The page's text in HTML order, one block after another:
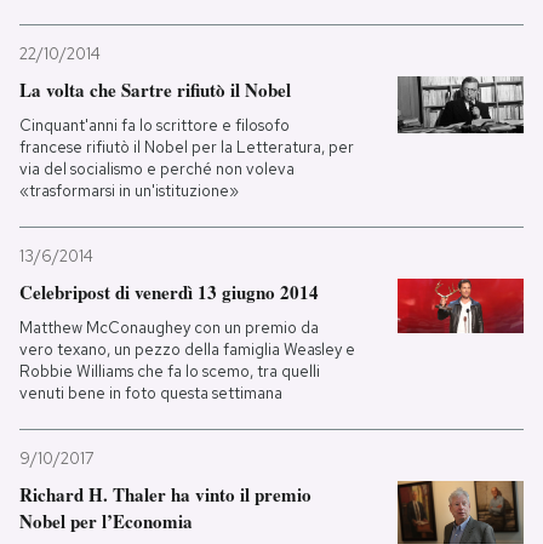
22/10/2014
La volta che Sartre rifiutò il Nobel
Cinquant'anni fa lo scrittore e filosofo
francese rifiutò il Nobel per la Letteratura, per
via del socialismo e perché non voleva
«trasformarsi in un'istituzione»
13/6/2014
Celebripost di venerdì 13 giugno 2014
Matthew McConaughey con un premio da
vero texano, un pezzo della famiglia Weasley e
Robbie Williams che fa lo scemo, tra quelli
venuti bene in foto questa settimana
9/10/2017
Richard H. Thaler ha vinto il premio
Nobel per l’Economia